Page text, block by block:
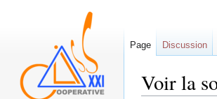
Voir la
Page Discussion